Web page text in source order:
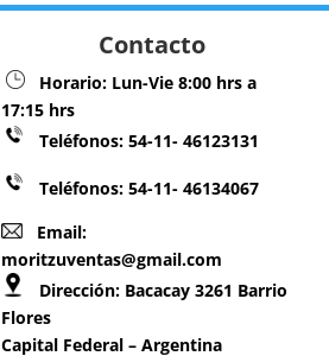
Contacto
Horario: Lun-Vie 8:00 hrs a
17:15 hrs
Teléfonos:54-11- 46123131
Teléfonos: 54-11- 46134067
Email:
moritzuventas@gmail.com
Dirección: Bacacay 3261 Barrio
Flores
Capital Federal – Argentina